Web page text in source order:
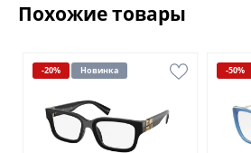
Похожие товары
-20% Новинка -50%